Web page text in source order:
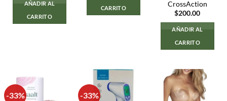
AÑADIR AL
CARRITO
CARRITO
CrossAction
$200.00
AÑADIR AL
CARRITO
-33% -33%